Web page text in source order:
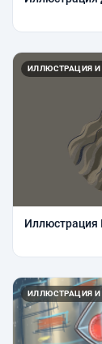
ИЛЛЮСТРАЦИЯ И
Иллюстрация
ИЛЛЮСТРАЦИЯ И